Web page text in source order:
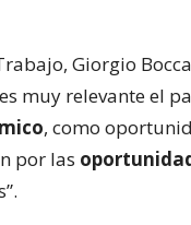
Giorgio
muy relevante el
, como
por las